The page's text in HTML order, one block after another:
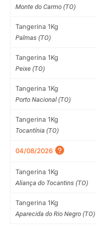
Monte do Carmo (TO)
Tangerina 1Kg
Palmas (TO)
Tangerina 1Kg
Peixe (TO)
Tangerina 1Kg
Porto Nacional (TO)
Tangerina 1Kg
Tocantínia (TO)
04/08/2026
Tangerina 1Kg
Aliança do Tocantins (TO)
Tangerina 1Kg
Aparecida do Rio Negro (TO)